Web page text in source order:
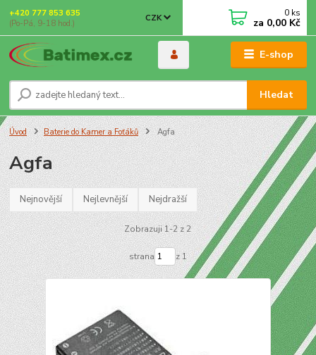
E-shop
CZK
Hledat
+420 777 853 635
(Po-Pá, 9-18 hod.)
0 ks
za 0,00 Kč
Úvod Baterie do Kamer a Foťáků Agfa
Agfa
Nejnovější Nejlevnější Nejdražší
Zobrazuji 1-2 z 2
strana z 1